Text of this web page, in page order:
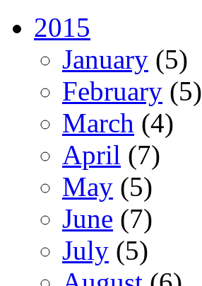
2015
January (5)
February (5)
March (4)
April (7)
May (5)
June (7)
July (5)